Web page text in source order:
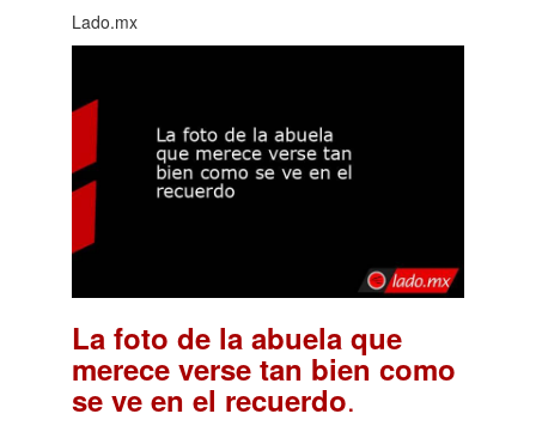
Lado.mx
La foto de la abuela que
merece verse tan bien como
se ve en el recuerdo.